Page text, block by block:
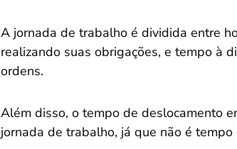
A jornada de trabalho é dividida entre
realizando suas obrigações, e tempo à
ordens.
Além disso, o tempo de deslocamento
jornada de trabalho, já que não é